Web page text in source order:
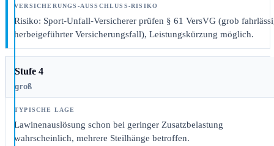
Risiko: Sport-Unfall-Versicherer prüfen § 61 VersVG (grob
herbeigeführter Versicherungsfall), Leistungskürzung möglich.
Stufe 4
groß
Lawinenauslösung schon bei geringer Zusatzbelastung
wahrscheinlich, mehrere Steilhänge betroffen.